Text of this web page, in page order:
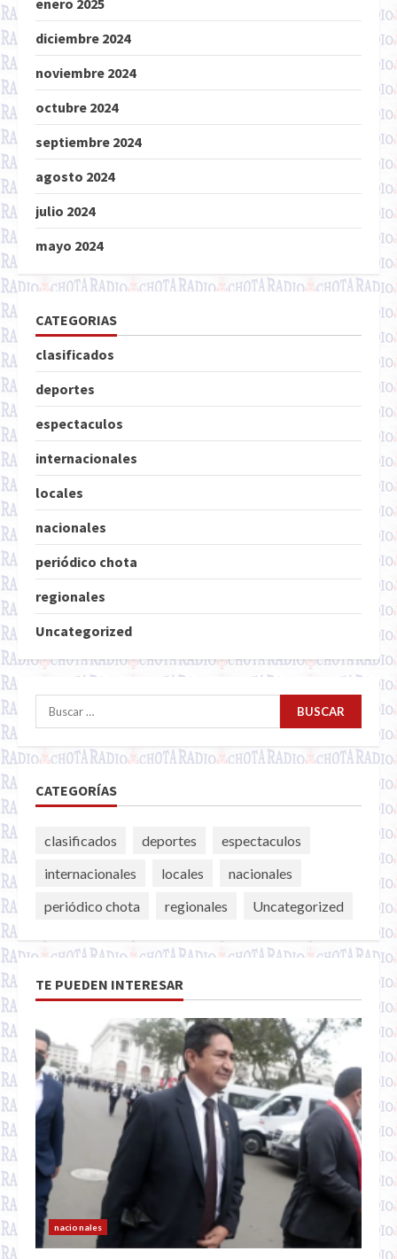
enero 2025
diciembre 2024
noviembre 2024
octubre 2024
septiembre 2024
agosto 2024
julio 2024
mayo 2024
CATEGORIAS
clasificados
deportes
espectaculos
internacionales
locales
nacionales
periódico chota
regionales
Uncategorized
Buscar:
CATEGORÍAS
clasificados deportes
espectaculos
internacionales
locales
nacionales
periódico chota
regionales Uncategorized
TE PUEDEN INTERESAR
nacionales